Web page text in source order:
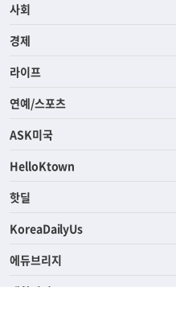
사회
경제
라이프
연예/스포츠
ASK미국
HelloKtown
핫딜
KoreaDailyUs
에듀브리지
생활영어